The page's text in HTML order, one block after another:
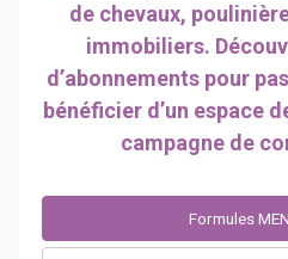
de chevaux,
immobiliers.
d’abonnements pour
bénéficier d’un espace
campagne de
Formules